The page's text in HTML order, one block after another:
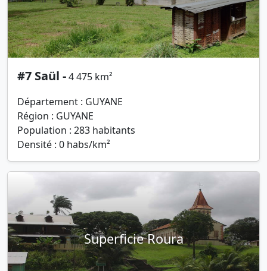
#7 Saül -4 475 km²
Département : GUYANE
Région : GUYANE
Population : 283 habitants
Densité : 0 habs/km²
Superficie Roura